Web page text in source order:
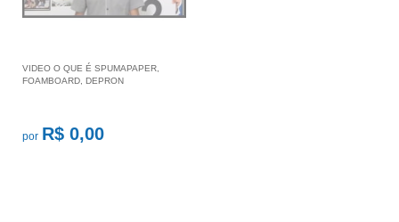
VIDEO O QUE É SPUMAPAPER,
FOAMBOARD, DEPRON
por R$ 0,00